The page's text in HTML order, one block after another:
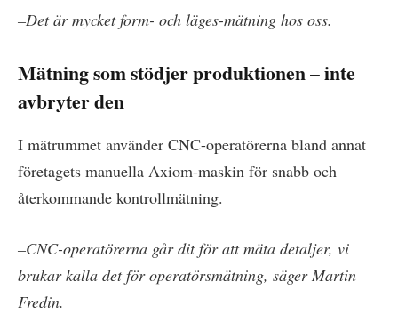
–Det är mycket form- och läges-mätning hos oss.
Mätning som stödjer produktionen – inte
avbryter den
I mätrummet använder CNC-operatörerna bland annat
företagets manuella Axiom-maskin för snabb och
återkommande kontrollmätning.
–CNC-operatörerna går dit för att mäta detaljer, vi
brukar kalla det för operatörsmätning, säger Martin
Fredin.